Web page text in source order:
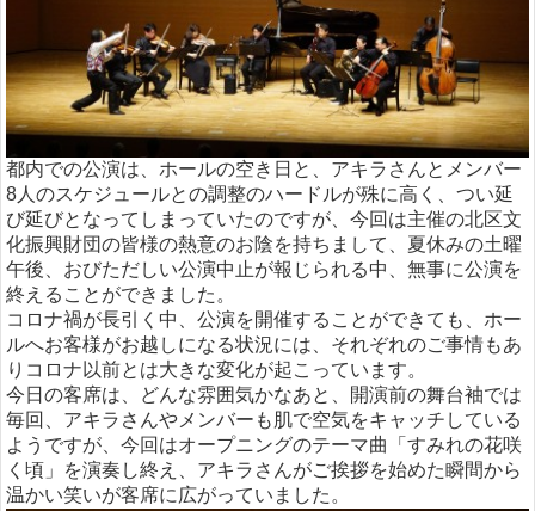
都内での公演は、ホールの空き日と、アキラさんとメンバー
8人のスケジュールとの調整のハードルが殊に高く、つい延
び延びとなってしまっていたのですが、今回は主催の北区文
化振興財団の皆様の熱意のお陰を持ちまして、夏休みの土曜
午後、おびただしい公演中止が報じられる中、無事に公演を
終えることができました。
コロナ禍が長引く中、公演を開催することができても、ホー
ルへお客様がお越しになる状況には、それぞれのご事情もあ
りコロナ以前とは大きな変化が起こっています。
今日の客席は、どんな雰囲気かなあと、開演前の舞台袖では
毎回、アキラさんやメンバーも肌で空気をキャッチしている
ようですが、今回はオープニングのテーマ曲「すみれの花咲
く頃」を演奏し終え、アキラさんがご挨拶を始めた瞬間から
温かい笑いが客席に広がっていました。